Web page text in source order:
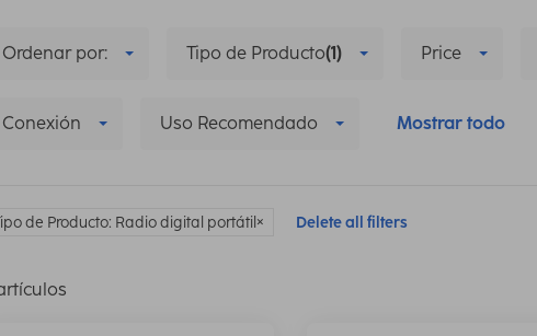
Ordenar por: Tipo de Producto(1) Price
Conexión Uso Recomendado Mostrar todo
de Producto: Radio digital portátil Delete all filters